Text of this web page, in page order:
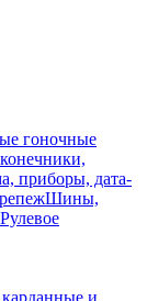
гоночные
приборы, дата-
Шины,
Рулевое
и